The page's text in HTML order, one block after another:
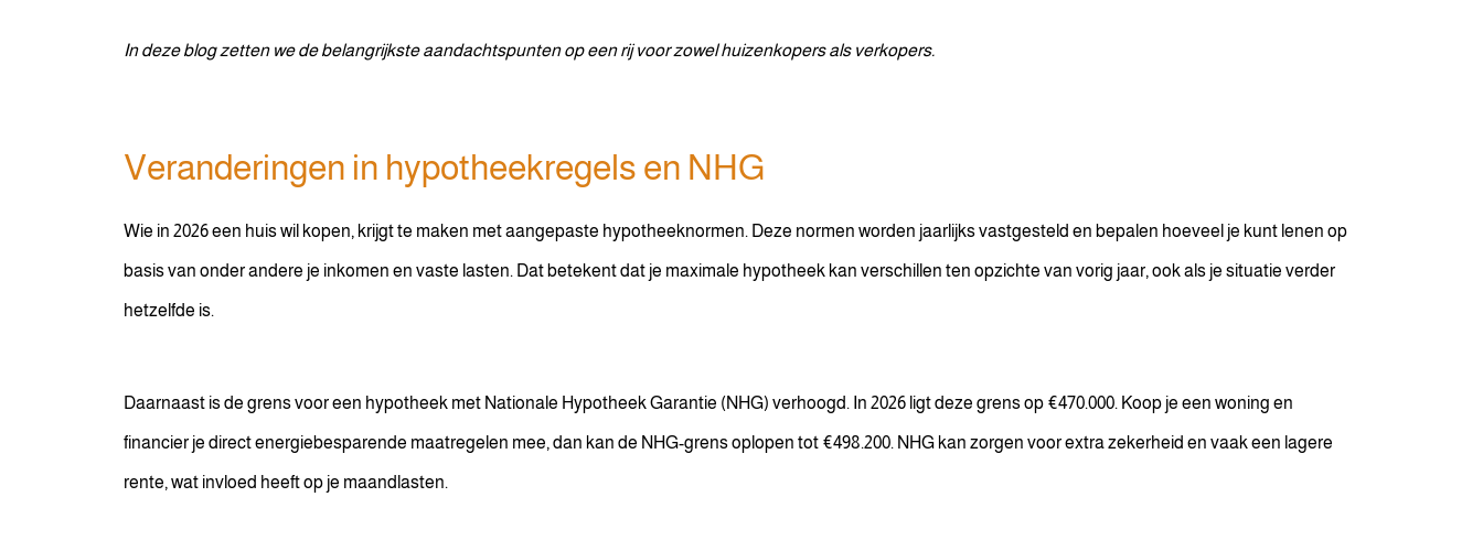
In deze blog zetten we de belangrijkste aandachtspunten op een rij voor zowel huizenkopers als verkopers.
Veranderingen in hypotheekregels en NHG
Wie in 2026 een huis wil kopen, krijgt te maken met aangepaste hypotheeknormen. Deze normen worden jaarlijks vastgesteld en bepalen hoeveel je kunt lenen op
basis van onder andere je inkomen en vaste lasten. Dat betekent dat je maximale hypotheek kan verschillen ten opzichte van vorig jaar, ook als je situatie verder
hetzelfde is.
Daarnaast is de grens voor een hypotheek met Nationale Hypotheek Garantie (NHG) verhoogd. In 2026 ligt deze grens op €470.000. Koop je een woning en
financier je direct energiebesparende maatregelen mee, dan kan de NHG-grens oplopen tot €498.200. NHG kan zorgen voor extra zekerheid en vaak een lagere
rente, wat invloed heeft op je maandlasten.